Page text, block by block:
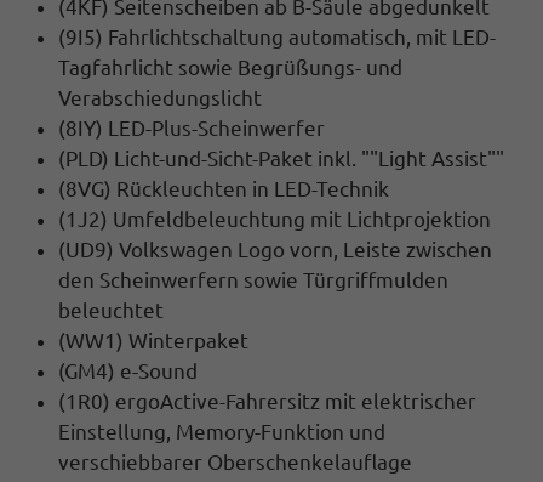
(4KF) Seitenscheiben ab B-Säule abgedunkelt
(9I5) Fahrlichtschaltung automatisch, mit LED-
Tagfahrlicht sowie Begrüßungs- und
Verabschiedungslicht
(8IY) LED-Plus-Scheinwerfer
(PLD) Licht-und-Sicht-Paket inkl. ""Light Assist""
(8VG) Rückleuchten in LED-Technik
(1J2) Umfeldbeleuchtung mit Lichtprojektion
(UD9) Volkswagen Logo vorn, Leiste zwischen
den Scheinwerfern sowie Türgriffmulden
beleuchtet
(WW1) Winterpaket
(GM4) e-Sound
(1R0) ergoActive-Fahrersitz mit elektrischer
Einstellung, Memory-Funktion und
verschiebbarer Oberschenkelauflage